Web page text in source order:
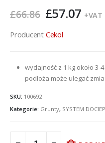
£66.86 Pierwotna
wynosiła:
£57.07 +VAT
Producent Cekol
wydajność z 1 kg około 3-4
podłoża może ulegać
SKU: 100692
Kategorie: Grunty, SYSTEM